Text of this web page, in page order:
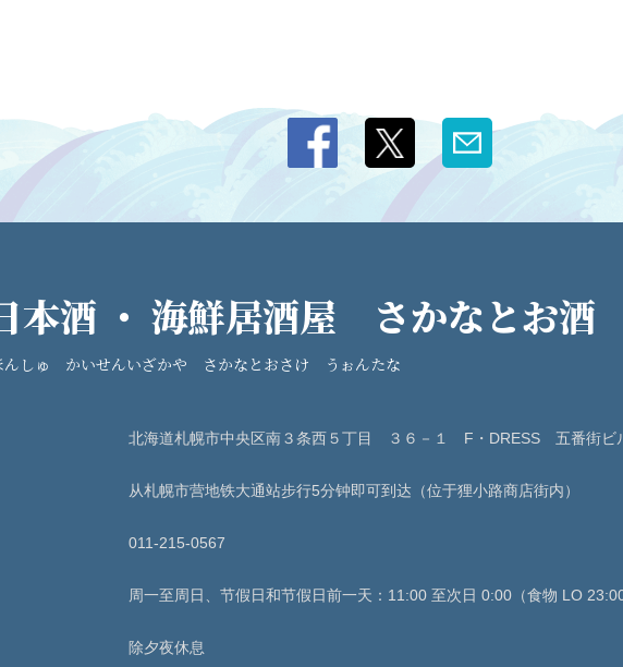
本酒 ・ 海鮮居酒屋 さかなとお
んしゅ かいせんいざかや さかなとおさけ うぉんたな
北海道札幌市中央区南３条西５丁目 ３６－１ F・DRESS 五番街
从札幌市营地铁大通站步行5分钟即可到达（位于狸小路商店街内）
011-215-0567
周一至周日、节假日和节假日前一天：11:00 至次日 0:00（食物 LO
除夕夜休息